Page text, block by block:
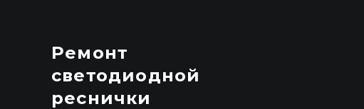
Ремонт
светодиодной
реснички